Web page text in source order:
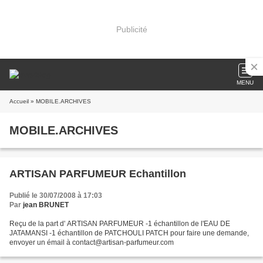
Publicité
MENU
Accueil » MOBILE.ARCHIVES
MOBILE.ARCHIVES
ARTISAN PARFUMEUR Echantillon
Publié le 30/07/2008 à 17:03
Par jean BRUNET
Reçu de la part d' ARTISAN PARFUMEUR -1 échantillon de l'EAU DE
JATAMANSI -1 échantillon de PATCHOULI PATCH pour faire une demande,
envoyer un émail à contact@artisan-parfumeur.com